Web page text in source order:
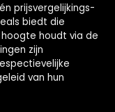
prijsvergelijkings-
biedt die
houdt via de
zijn
van hun